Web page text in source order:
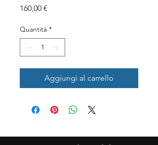
160,00 €
Quantità *
Aggiungi al carrello